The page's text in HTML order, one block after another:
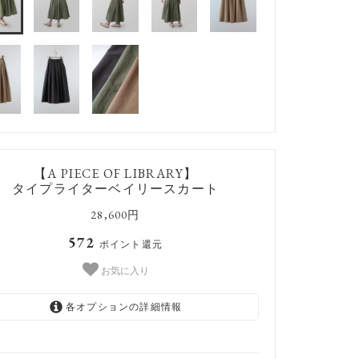
【A PIECE OF LIBRARY】
タイプライターベイリースカート
28,600円
572 ポイント還元
お気に入り
各オプションの詳細情報